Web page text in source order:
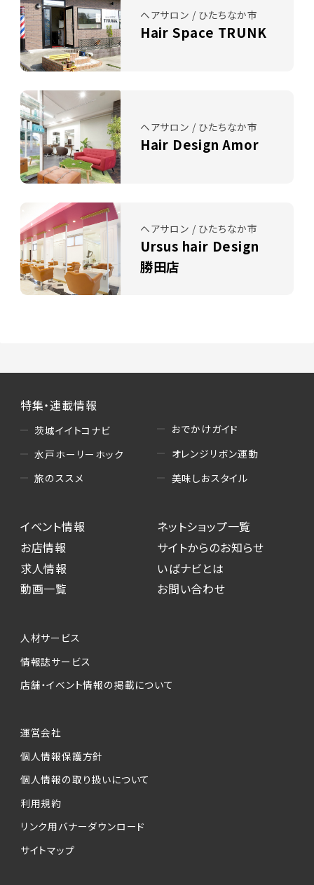
ヘアサロン / ひたちなか市
Hair Space TRUNK
ヘアサロン / ひたちなか市
Hair Design Amor
ヘアサロン / ひたちなか市
Ursus hair Design
勝田店
特集・連載情報
茨城イイトコナビ
水戸ホーリーホック
旅のススメ
おでかけガイド
オレンジリボン運動
美味しおスタイル
イベント情報
お店情報
求人情報
動画一覧
ネットショップ一覧
サイトからのお知らせ
いばナビとは
お問い合わせ
人材サービス
情報誌サービス
店舗・イベント情報の掲載について
運営会社
個人情報保護方針
個人情報の取り扱いについて
利用規約
リンク用バナーダウンロード
サイトマップ